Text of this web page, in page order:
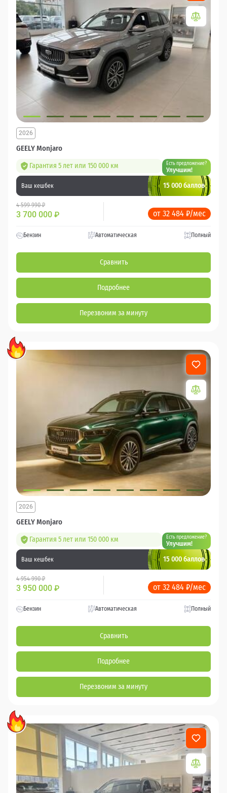
GEELY Monjaro
2026
Гарантия 5 лет или 150 000 км Есть предложение?
Улучшим!
Ваш кешбек 15 000 баллов
4 599 990 ₽
3 700 000 ₽ от 32 484 ₽/мес
Бензин Автоматическая Полный
Сравнить
Подробнее
Перезвоним за минуту
GEELY Monjaro
2026
Гарантия 5 лет или 150 000 км Есть предложение?
Улучшим!
Ваш кешбек 15 000 баллов
4 954 990 ₽
3 950 000 ₽ от 32 484 ₽/мес
Бензин Автоматическая Полный
Сравнить
Подробнее
Перезвоним за минуту